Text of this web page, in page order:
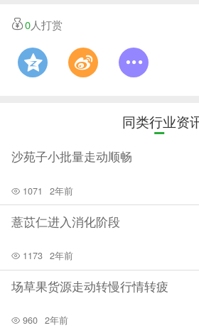
0人打赏
同类行业资
沙苑子小批量走动顺畅
1071 2年前
薏苡仁进入消化阶段
1173 2年前
场草果货源走动转慢行情转疲
960 2年前